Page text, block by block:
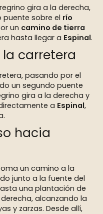
gira a la derecha,
sobre el río
un camino de tierra
hasta llegar a Espinal.
la carretera
pasando por el
un segundo puente
gira a la derecha y
a Espinal,
hacia
un camino a la
junto a la fuente del
una plantación de
alcanzando la
y zarzas. Desde allí,